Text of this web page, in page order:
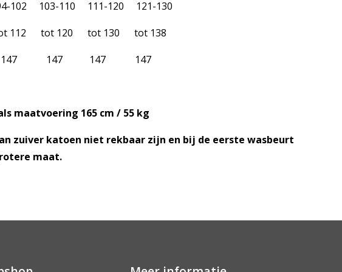
102 103-110 111-120 121-130
112 tot 120 tot 130 tot 138
147 147 147 147
maatvoering 165 cm / 55 kg
zuiver katoen niet rekbaar zijn en bij de eerste wasbeurt
maat.